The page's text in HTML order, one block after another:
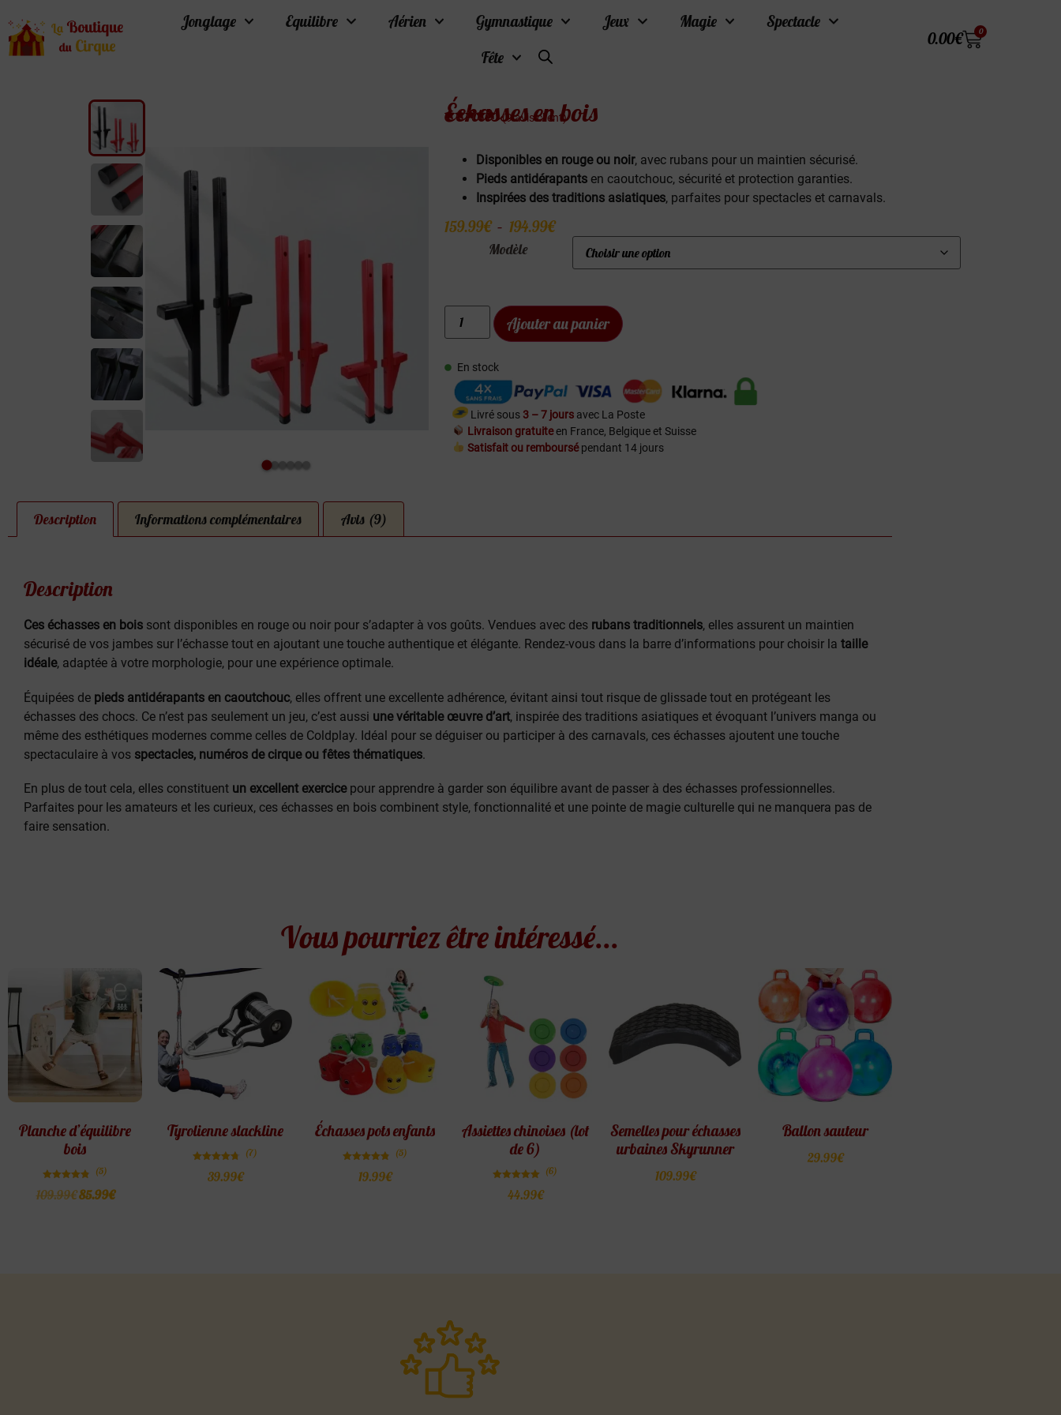
Jonglage Equilibre Aérien Gymnastique Jeux Magie
Spectacle
Fête
0.00€ 0
Échasses en bois
notations
(9avis client)
Disponibles en rouge ou noir, avec rubans pour un maintien sécurisé.
Pieds antidérapantsen caoutchouc, sécurité et protection garanties.
Inspirées des traditions asiatiques, parfaites pour spectacles et carnavals.
159.99€ – 194.99€
Modèle
Ajouter au panier
En stock
Livré sous 3 – 7 jours avec La Poste
Livraison gratuiteen France, Belgique et Suisse
Satisfait ou remboursépendant 14 jours
Description Informations complémentaires Avis (9)
Description
Ces échasses en bois sont disponibles en rouge ou noir pour s’adapter à vos goûts. Vendues avec des rubans traditionnels, elles assurent un maintien
sécurisé de vos jambes sur l’échasse tout en ajoutant une touche authentique et élégante. Rendez-vous dans la barre d’informations pour choisir la taille
idéale, adaptée à votre morphologie, pour une expérience optimale.
Équipées de pieds antidérapants en caoutchouc, elles offrent une excellente adhérence, évitant ainsi tout risque de glissade tout en protégeant les
échasses des chocs. Ce n’est pas seulement un jeu, c’est aussi une véritable œuvre d’art, inspirée des traditions asiatiques et évoquant l’univers manga ou
même des esthétiques modernes comme celles de Coldplay. Idéal pour se déguiser ou participer à des carnavals, ces échasses ajoutent une touche
spectaculaire à vos spectacles, numéros de cirque ou fêtes thématiques.
En plus de tout cela, elles constituent un excellent exercicepour apprendre à garder son équilibre avant de passer à des échasses professionnelles.
Parfaites pour les amateurs et les curieux, ces échasses en bois combinent style, fonctionnalité et une pointe de magie culturelle qui ne manquera pas de
faire sensation.
Vous pourriez être intéressé...
Planche d’équilibre
bois
4.80
(5)
109.99€85.99€
Tyrolienne slackline
4.71
(7)
39.99€
Échasses pots enfants
4.80
(5)
19.99€
Assiettes chinoises (lot
de 6)
5.00
(6)
44.99€
Semelles pour échasses
urbaines Skyrunner
109.99€
Ballon sauteur
29.99€